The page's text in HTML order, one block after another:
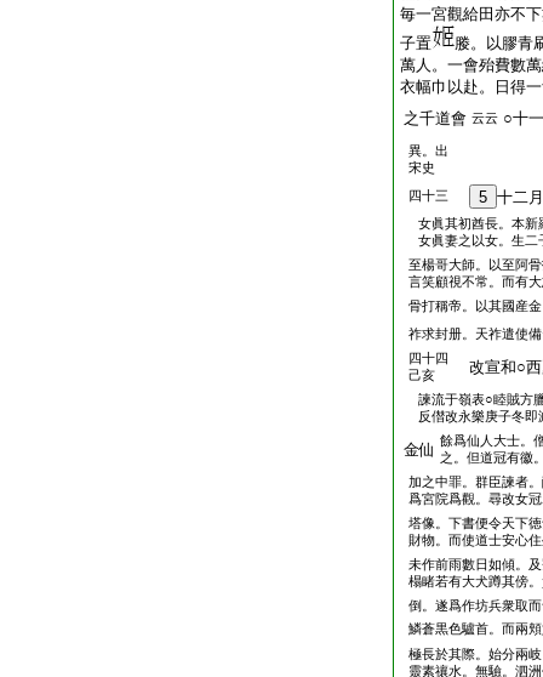
毎一宮觀給田亦不
子置
媵。以膠青
萬人。一會殆費數
衣幅巾以赴。日得
之千道會 云云 ○十
異。出
宋史
四十三
5 十二
女眞其初酋長。本新
女眞妻之以女。生二
至楊哥大師。以至阿
言笑顧視不常。而有
骨打稱帝。以其國産
祚求封册。天祚遣使備
四十四
己亥
改宣和○西
諫流于嶺表○睦賊方
反僣改永樂庚子冬即
金仙 餘爲仙人大士。
之。但道冠有徽
加之中罪。群臣諫者
爲宮院爲觀。尋改女
塔像。下書便令天下
財物。而使道士安心
未作前雨數日如傾。
榻睹若有大犬蹲其傍
倒。遂爲作坊兵衆取
鱗蒼黒色驢首。而兩
極長於其際。始分兩
靈素禳水。無驗。泗